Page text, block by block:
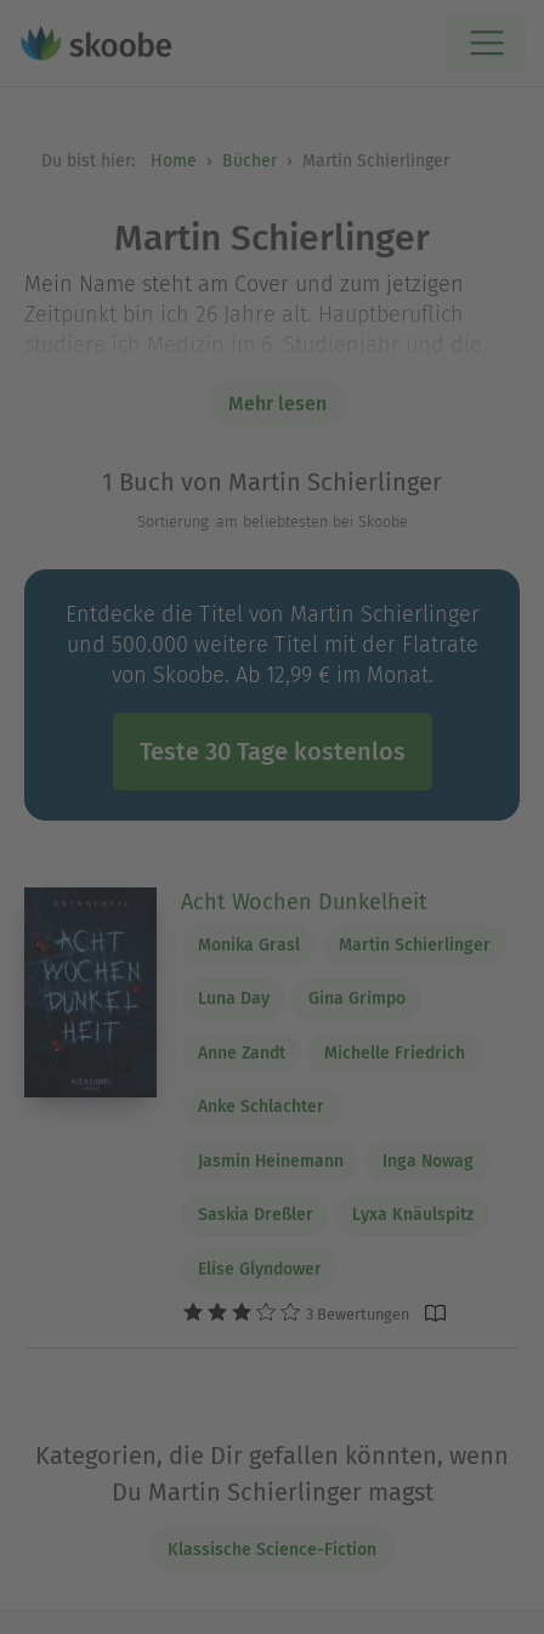
Du bist hier: Home Bücher Martin Schierlinger
Martin Schierlinger
Mein Name steht am Cover und zum jetzigen
Zeitpunkt bin ich 26 Jahre alt. Hauptberuflich
des letzten Jahres einen erheblich Beitrag dazu
nicht fertig ist.
Ich schreibe gerne, aus purer Lust am Schreiben.
Deswegen veröffentliche ich auch bei Books on
unkompliziert abläuft und man sich nicht mit
Verlagen oder Literaturagenten herumärgern
muss.
Dafür macht aber auch niemand Werbung für
dieses Romans ist, dass ich von dem Gewinn
meine Freundin, für die ich dieses Buch
geschrieben habe, zum Essen einladen kann.
Mehr lesen
1 Buch von Martin Schierlinger
Sortierung: am beliebtesten bei Skoobe
Entdecke die Titel von Martin Schierlinger
und 500.000 weitere Titel mit der Flatrate
von Skoobe. Ab 12,99 € im Monat.
Teste 30 Tage kostenlos
Acht Wochen Dunkelheit
Monika Grasl Martin Schierlinger
Luna Day Gina Grimpo
Anne Zandt Michelle Friedrich
Anke Schlachter
Jasmin Heinemann Inga Nowag
Saskia Dreßler Lyxa Knäulspitz
Elise Glyndower
3 Bewertungen
Kategorien, die Dir gefallen könnten, wenn
Du Martin Schierlinger magst
Klassische Science-Fiction